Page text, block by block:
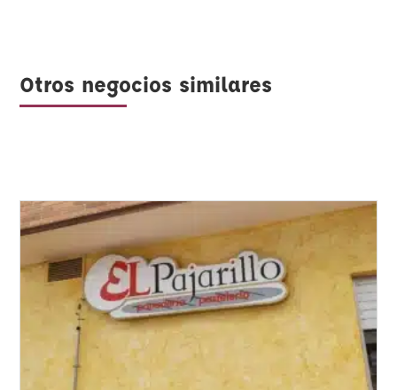
Otros negocios similares